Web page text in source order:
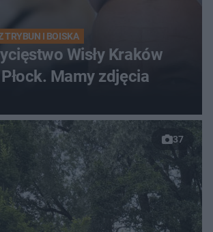
TRYBUN I BOISKA
Wisły Kraków
Płock. Mamy zdjęcia
37